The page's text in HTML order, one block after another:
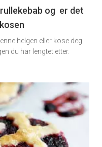
og er det
helgen eller kose deg
du har lengtet etter.